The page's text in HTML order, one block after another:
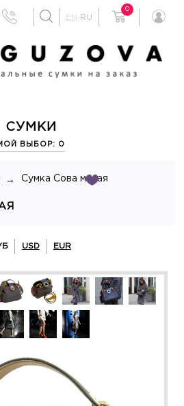
0
EN RU
СУМКИ
→ Сумка Сова малая
ВЫБОР: 0
USD EUR